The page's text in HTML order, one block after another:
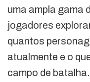
uma ampla gama
jogadores
quantos
atualmente e o
campo de batalha.